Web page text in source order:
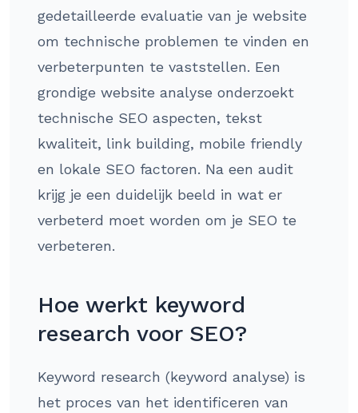
gedetailleerde evaluatie van je website
om technische problemen te vinden en
verbeterpunten te vaststellen. Een
grondige website analyse onderzoekt
technische SEO aspecten, tekst
kwaliteit, link building, mobile friendly
en lokale SEO factoren. Na een audit
krijg je een duidelijk beeld in wat er
verbeterd moet worden om je SEO te
verbeteren.
Hoe werkt keyword
research voor SEO?
Keyword research (keyword analyse) is
het proces van het identificeren van